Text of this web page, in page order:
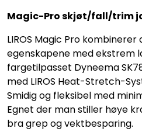
Magic-Pro skjøt/fall/trim
LIROS Magic Pro
egenskapene med ekstrem
fargetilpasset Dyneema
med LIROS Heat-Stretch-
Smidig og fleksibel med
Egnet der man stiller høye
bra grep og vektbesparing.
Nyheter